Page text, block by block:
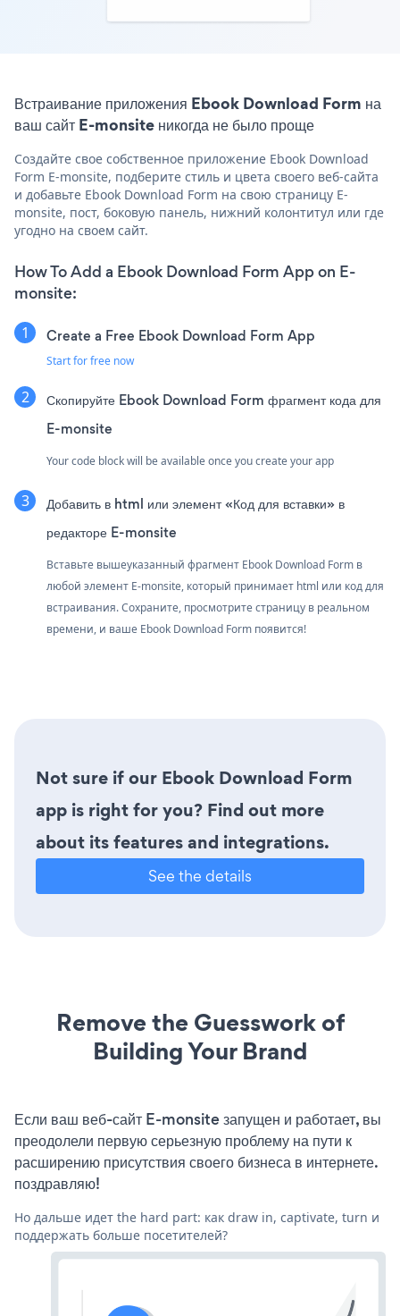
Встраивание приложения Ebook Download Form на
ваш сайт E-monsite никогда не было проще
Создайте свое собственное приложение Ebook Download
Form E-monsite, подберите стиль и цвета своего веб-сайта
и добавьте Ebook Download Form на свою страницу E-
monsite, пост, боковую панель, нижний колонтитул или где
угодно на своем сайт.
How To Add a Ebook Download Form App on E-
monsite:
Create a Free Ebook Download Form App
Start for free now
Скопируйте Ebook Download Form фрагмент кода для
E-monsite
Your code block will be available once you create your app
Добавить в html или элемент «Код для вставки» в
редакторе E-monsite
Вставьте вышеуказанный фрагмент Ebook Download Form в
любой элемент E-monsite, который принимает html или код для
встраивания. Сохраните, просмотрите страницу в реальном
времени, и ваше Ebook Download Form появится!
Not sure if our Ebook Download Form
app is right for you? Find out more
about its features and integrations.
See the details
Remove the Guesswork of
Building Your Brand
Если ваш веб-сайт E-monsite запущен и работает, вы
преодолели первую серьезную проблему на пути к
расширению присутствия своего бизнеса в интернете.
поздравляю!
Но дальше идет the hard part: как draw in, captivate, turn и
поддержать больше посетителей?